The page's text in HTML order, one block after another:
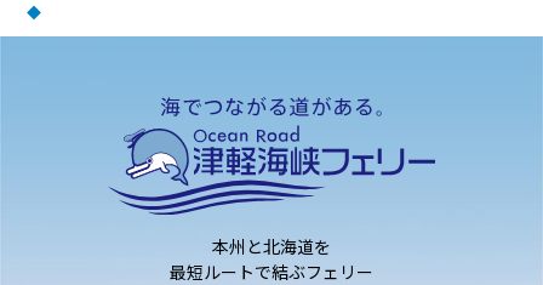
◆
本州と北海道を
最短ルートで結ぶフェリー